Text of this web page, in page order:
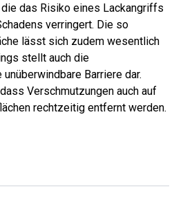
das Risiko eines Lackangriffs
verringert. Die so
lässt sich zudem wesentlich
stellt auch die
Barriere dar.
Verschmutzungen auch auf
rechtzeitig entfernt werden.